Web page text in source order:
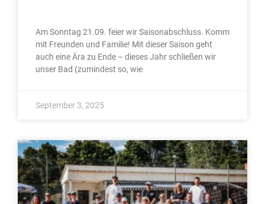
Am Sonntag 21.09. feier wir Saisonabschluss. Komm
mit Freunden und Familie! Mit dieser Saison geht
auch eine Ära zu Ende – dieses Jahr schließen wir
unser Bad (zumindest so, wie
September 3, 2025